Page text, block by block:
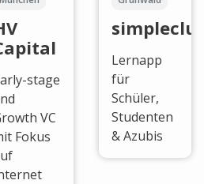
stage
VC
Fokus
Lernapp
für
Schüler,
Studenten
& Azubis